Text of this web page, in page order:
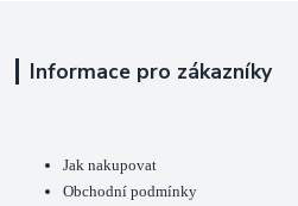
Informace pro zákazníky
Jak nakupovat
Obchodní podmínky